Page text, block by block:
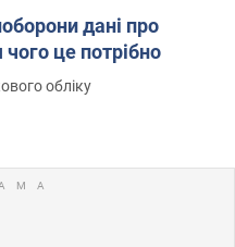
дані про
чого це потрібно
обліку